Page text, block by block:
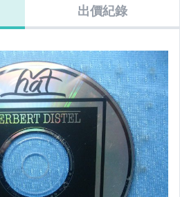
出價紀錄